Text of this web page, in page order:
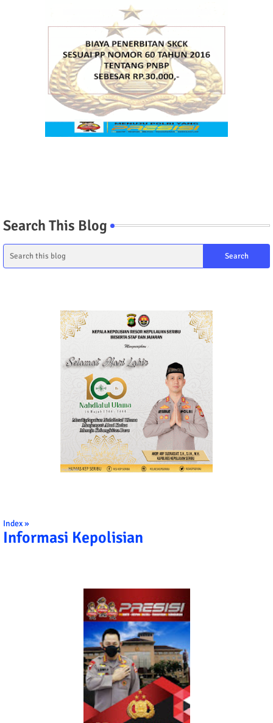
Search This Blog
Index »
Informasi Kepolisian